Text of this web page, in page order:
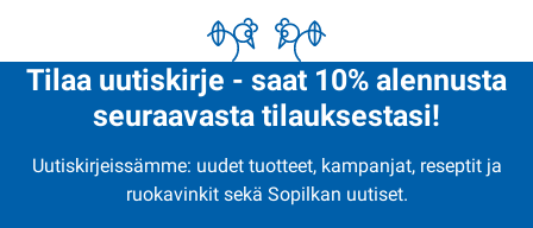
Tilaa uutiskirje - saat 10% alennusta
seuraavasta tilauksestasi!
Uutiskirjeissämme: uudet tuotteet, kampanjat, reseptit ja
ruokavinkit sekä Sopilkan uutiset.